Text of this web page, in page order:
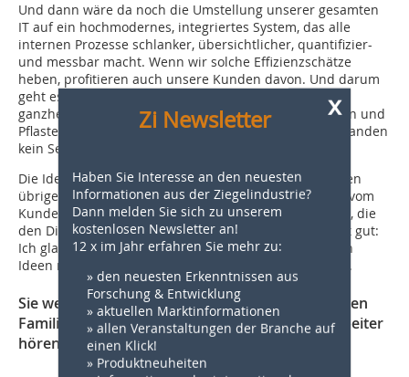
Und dann wäre da noch die Umstellung unserer gesamten
IT auf ein hochmodernes, integriertes System, das alle
internen Prozesse schlanker, übersichtlicher, quantifizier-
und messbar macht. Wenn wir solche Effizienzschätze
heben, profitieren auch unsere Kunden davon. Und darum
geht es schließlich. Die Vandersanden-Experience als
ganzheitliches Erlebnis für langfristig schöne Fassaden und
Pflaster. Denn auch die Digitalisierung ist bei Vandersanden
kein Selbstzweck.
Die Ideen für die zu digitalisierenden Prozesse kommen
übrigens nicht von ungefähr. Es ist immer ein Impuls vom
Kunden oder aus dem Team, eine kleine brillante Idee, die
den Digitalisierungsstein ins Rollen bringt. Dazu passt gut:
Ich glaube fest an eine partizipative Arbeitskultur; den
Ideen meiner Kollegen werde ich sehr genau zuhören.
Sie werden also im größten Ziegel produzierenden
Familienunternehmen in Europa auf Ihre Mitarbeiter
hören?
x
Zi Newsletter
Haben Sie Interesse an den neuesten
Informationen aus der Ziegelindustrie?
Dann melden Sie sich zu unserem
kostenlosen Newsletter an!
12 x im Jahr erfahren Sie mehr zu:
» den neuesten Erkenntnissen aus
Forschung & Entwicklung
» aktuellen Marktinformationen
» allen Veranstaltungen der Branche auf
einen Klick!
» Produktneuheiten